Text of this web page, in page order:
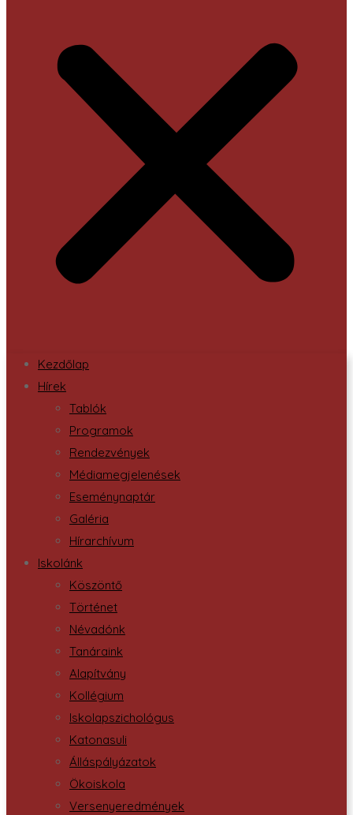
Kezdőlap
Hírek
Tablók
Programok
Rendezvények
Médiamegjelenések
Eseménynaptár
Galéria
Hírarchívum
Iskolánk
Köszöntő
Történet
Névadónk
Tanáraink
Alapítvány
Kollégium
Iskolapszichológus
Katonasuli
Álláspályázatok
Ökoiskola
Versenyeredmények